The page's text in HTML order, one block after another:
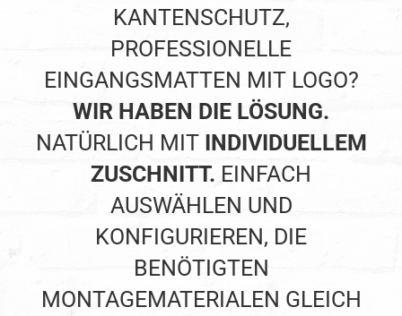
KANTENSCHUTZ,
PROFESSIONELLE
EINGANGSMATTEN MIT LOGO?
WIR HABEN DIE LÖSUNG.
NATÜRLICH MIT INDIVIDUELLEM
ZUSCHNITT. EINFACH
AUSWÄHLEN UND
KONFIGURIEREN, DIE
BENÖTIGTEN
MONTAGEMATERIALEN GLEICH